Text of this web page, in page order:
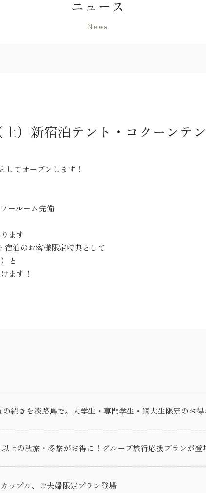
ニュース
News
）新宿泊テント・コクーンテ
してオープンします！
ールーム完備
ます
泊のお客様限定特典として
と
ます！
の続きを淡路島で。大学生・専門学生・短大生限定のお
以上の秋旅・冬旅がお得に！グループ旅行応援プランが
ップル、ご夫婦限定プラン登場